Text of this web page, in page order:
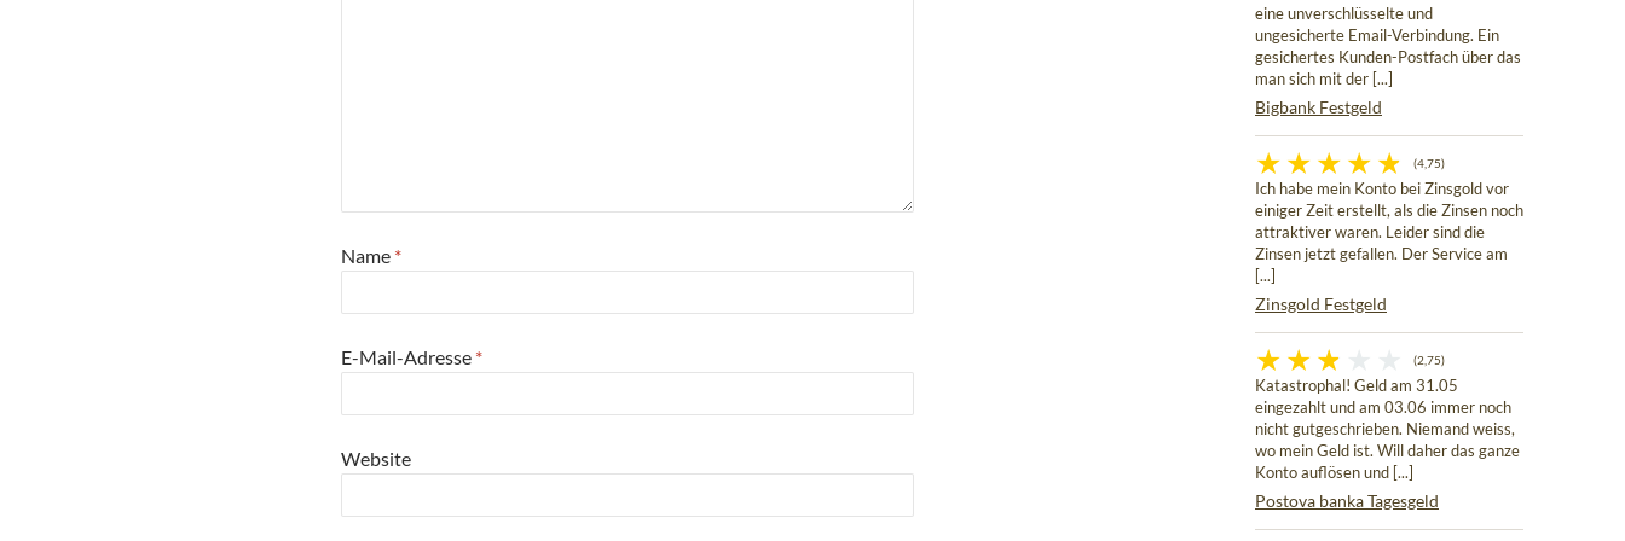
Name *
E-Mail-Adresse *
Website
eine unverschlüsselte und
ungesicherte Email-Verbindung. Ein
gesichertes Kunden-Postfach über das
man sich mit der [...]
Bigbank Festgeld
(4,75)
Ich habe mein Konto bei Zinsgold vor
einiger Zeit erstellt, als die Zinsen noch
attraktiver waren. Leider sind die
Zinsen jetzt gefallen. Der Service am
[...]
Zinsgold Festgeld
(2,75)
Katastrophal! Geld am 31.05
eingezahlt und am 03.06 immer noch
nicht gutgeschrieben. Niemand weiss,
wo mein Geld ist. Will daher das ganze
Konto auflösen und [...]
Postova banka Tagesgeld